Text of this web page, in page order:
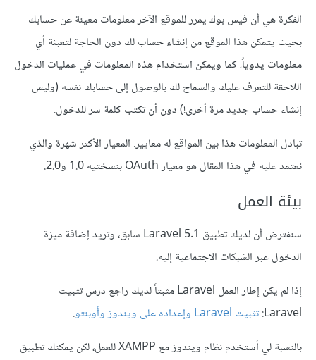
الفكرة هي أن فيس بوك يمرر للموقع الآخر معلومات معينة عن حسابك
بحيث يتمكن هذا الموقع من إنشاء حساب لك دون الحاجة لتعبئة أي
معلومات يدوياً، كما ويمكن استخدام هذه المعلومات في عمليات الدخول
اللاحقة للتعرف عليك والسماح لك بالوصول إلى حسابك نفسه (وليس
إنشاء حساب جديد مرة أخرى!) دون أن تكتب كلمة سر للدخول.
تبادل المعلومات هذا بين المواقع له معايير. المعيار الأكثر شهرة والذي
نعتمد عليه في هذا المقال هو معيار OAuth بنسختيه 1.0 و2.0.
بيئة العمل
سنفترض أن لديك تطبيق Laravel 5.1 سابق، وتريد إضافة ميزة
الدخول عبر الشبكات الاجتماعية إليه.
إذا لم يكن إطار العمل Laravel مثبتاً لديك راجع درس تثبيت
Laravel: تثبيت Laravel وإعداده على ويندوز وأوبنتو
.
بالنسبة لي أستخدم نظام ويندوز مع XAMPP للعمل، لكن يمكنك تطبيق